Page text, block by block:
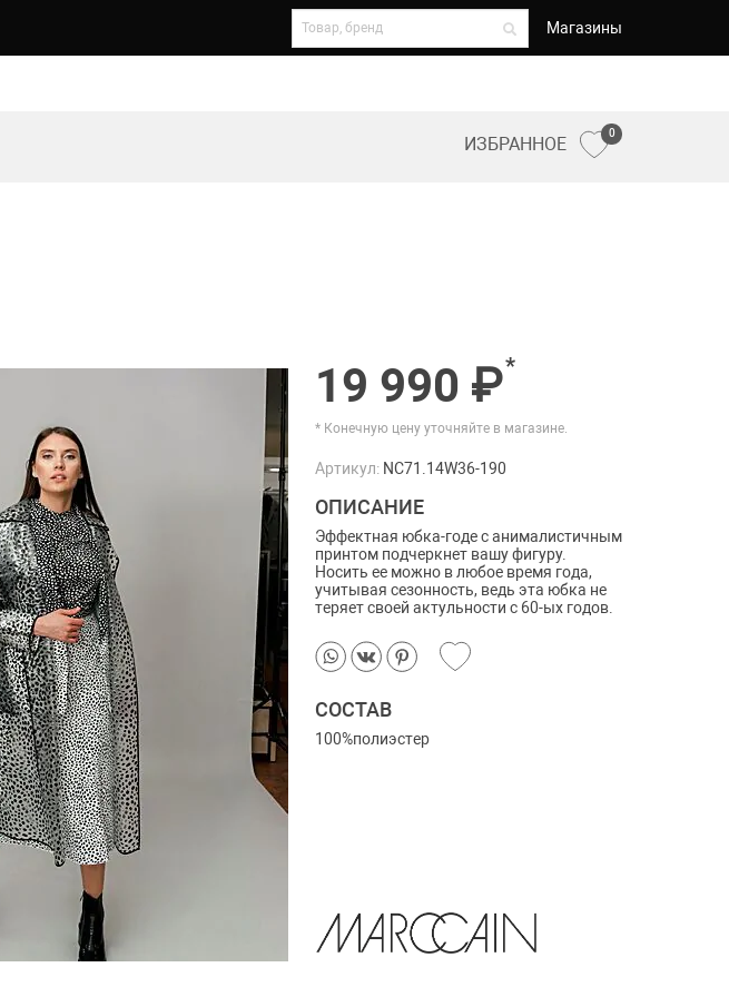
Магазины
ИЗБРАННОЕ
0
19 990 ₽*
* Конечную цену уточняйте в магазине.
Артикул: NC71.14W36-190
ОПИСАНИЕ
Эффектная юбка-годе с анималистичным
принтом подчеркнет вашу фигуру.
Носить ее можно в любое время года,
учитывая сезонность, ведь эта юбка не
теряет своей актульности с 60-ых годов.
СОСТАВ
100%полиэстер